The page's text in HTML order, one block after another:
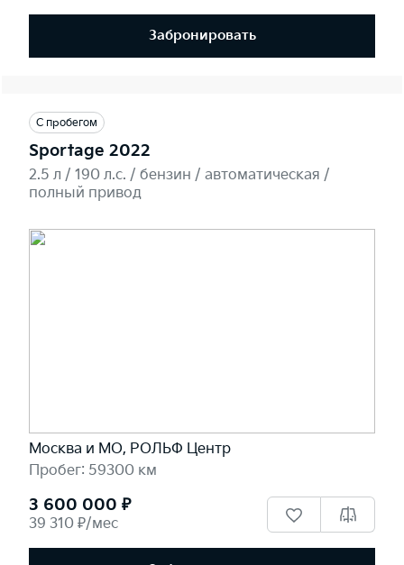
Забронировать
С пробегом
Sportage 2022
2.5 л / 190 л.c. / бензин / автоматическая /
полный привод
Москва и МО, РОЛЬФ Центр
Пробег: 59300 км
3 600 000 ₽
39 310 ₽/мес